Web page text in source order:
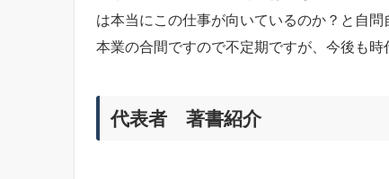
は本当にこの仕事が向いているのか？と自
本業の合間ですので不定期ですが、今後も時
代表者 著書紹介